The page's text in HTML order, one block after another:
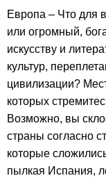
Европа – Что для
или огромный,
искусству и
культур,
цивилизации?
которых
Возможно, вы
страны согласно
которые
пылкая Испания,